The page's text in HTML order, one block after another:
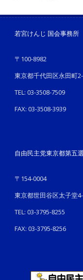
若宮けんじ 国会事務所
〒100-8982
東京都千代田区永田町
TEL: 03-3508-7509
FAX: 03-3508-3939
自由民主党東京都第五
〒154-0004
東京都世田谷区太子堂
TEL: 03-3795-8255
FAX: 03-3795-8256